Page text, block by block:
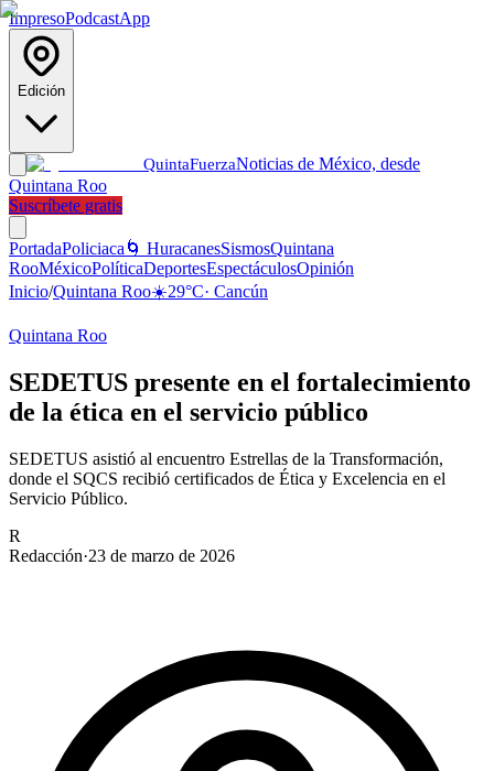
ImpresoPodcastApp
Edición
QuintaFuerzaNoticias de México, desde
Quintana Roo
Suscríbete gratis
PortadaPoliciaca 🌀 HuracanesSismosQuintana
RooMéxicoPolíticaDeportesEspectáculosOpinión
Inicio/Quintana Roo☀️29°C· Cancún
Quintana Roo
SEDETUS presente en el fortalecimiento
de la ética en el servicio público
SEDETUS asistió al encuentro Estrellas de la Transformación,
donde el SQCS recibió certificados de Ética y Excelencia en el
Servicio Público.
R
Redacción·23 de marzo de 2026